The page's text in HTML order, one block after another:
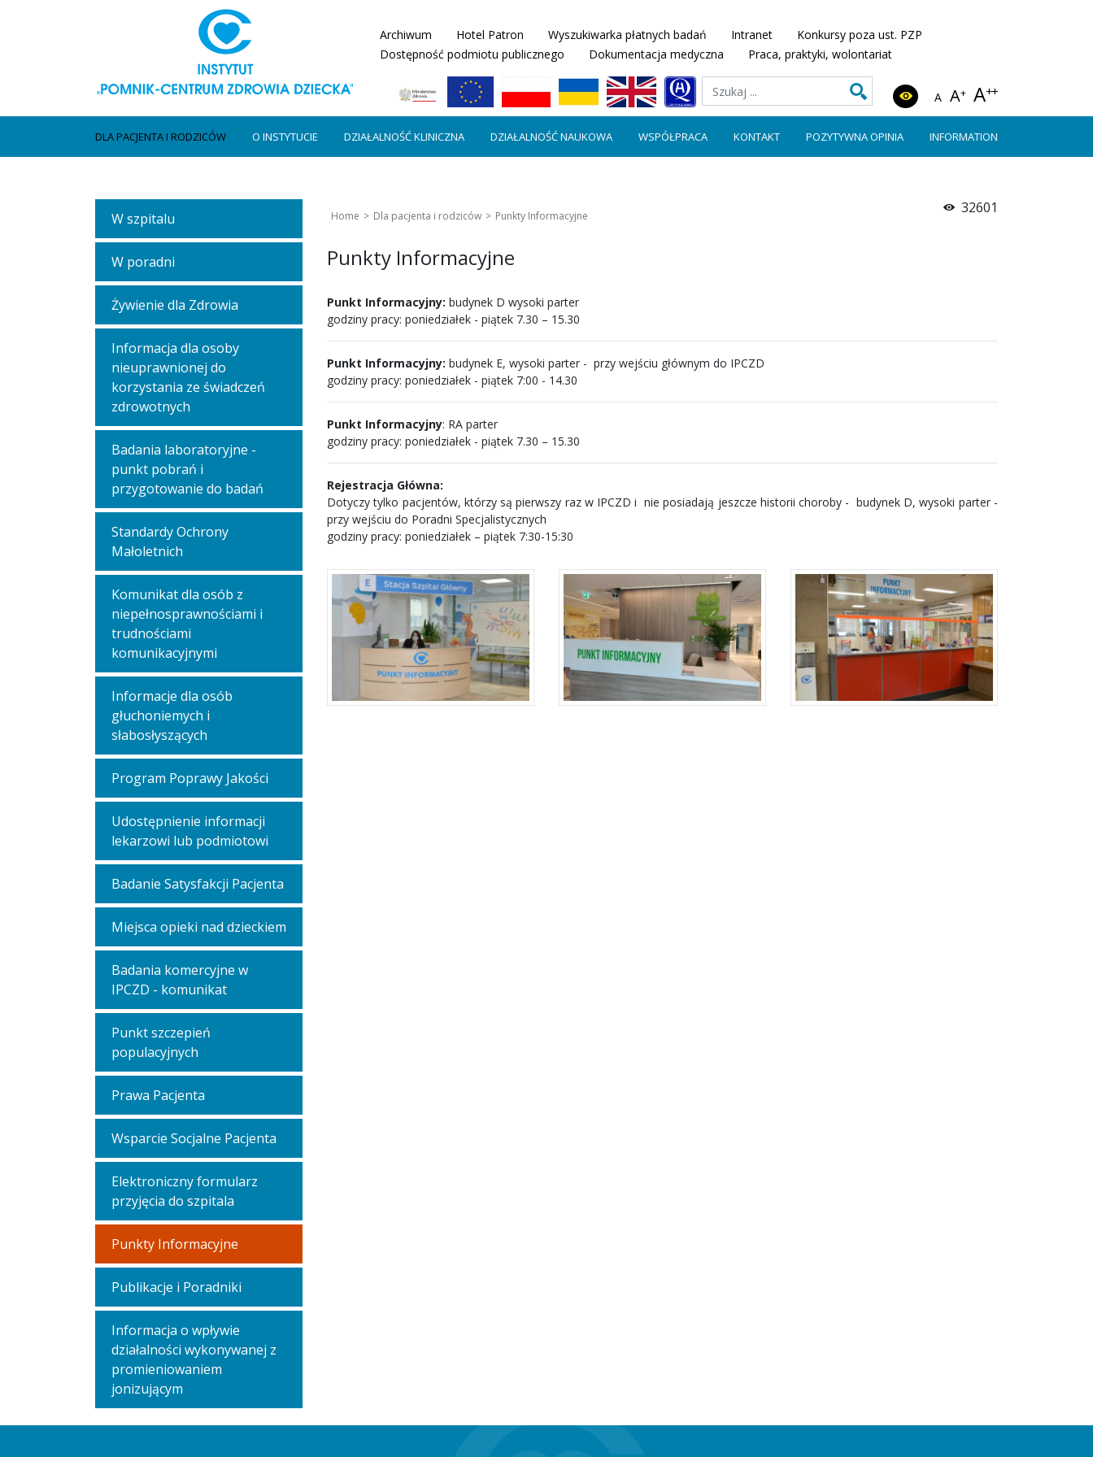
Archiwum Hotel Patron Wyszukiwarka płatnych badań Intranet
Konkursy poza ust. PZP
Dostępność podmiotu publicznego
Dokumentacja medyczna Praca, praktyki, wolontariat
A A+ A++
DLA PACJENTA I RODZICÓW O INSTYTUCIE DZIAŁALNOŚĆ KLINICZNA DZIAŁALNOŚĆ NAUKOWA WSPÓŁPRACA KONTAKT POZYTYWNA OPINIA INFORMATION
W szpitalu
W poradni
Żywienie dla Zdrowia
Informacja dla osoby
nieuprawnionej do
korzystania ze świadczeń
zdrowotnych
Badania laboratoryjne -
punkt pobrań i
przygotowanie do badań
Standardy Ochrony
Małoletnich
Komunikat dla osób z
niepełnosprawnościami i
trudnościami
komunikacyjnymi
Informacje dla osób
głuchoniemych i
słabosłyszących
Program Poprawy Jakości
Udostępnienie informacji
lekarzowi lub podmiotowi
Badanie Satysfakcji Pacjenta
Miejsca opieki nad dzieckiem
Badania komercyjne w
IPCZD - komunikat
Punkt szczepień
populacyjnych
Prawa Pacjenta
Wsparcie Socjalne Pacjenta
Elektroniczny formularz
przyjęcia do szpitala
Punkty Informacyjne
Publikacje i Poradniki
Informacja o wpływie
działalności wykonywanej z
promieniowaniem
jonizującym
Home Dla pacjenta i rodziców Punkty Informacyjne 32601
Punkty Informacyjne
Punkt Informacyjny: budynek D wysoki parter
godziny pracy: poniedziałek - piątek 7.30 – 15.30
Punkt Informacyjny: budynek E, wysoki parter - przy wejściu głównym do IPCZD
godziny pracy: poniedziałek - piątek 7:00 - 14.30
Punkt Informacyjny: RA parter
godziny pracy: poniedziałek - piątek 7.30 – 15.30
Rejestracja Główna:
Dotyczy tylko pacjentów, którzy są pierwszy raz w IPCZD i nie posiadają jeszcze historii choroby - budynek D, wysoki parter -
przy wejściu do Poradni Specjalistycznych
godziny pracy: poniedziałek – piątek 7:30-15:30